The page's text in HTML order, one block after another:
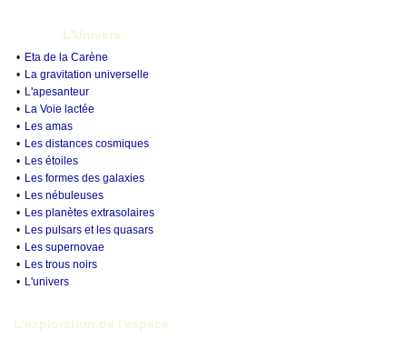
L'Univers
• Eta de la Carène
• La gravitation universelle
• L'apesanteur
• La Voie lactée
• Les amas
• Les distances cosmiques
• Les étoiles
• Les formes des galaxies
• Les nébuleuses
• Les planètes extrasolaires
• Les pulsars et les quasars
• Les supernovae
• Les trous noirs
• L'univers
L'exploration de l'espace